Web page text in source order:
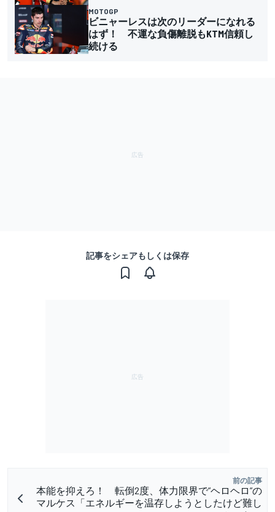
MOTOGP
ビニャーレスは次のリーダーになれる
はず！ 不運な負傷離脱もKTM信頼し
続ける
記事をシェアもしくは保存
前の記事
本能を抑えろ！ 転倒2度、体力限界で”ヘロヘロ”の
マルケス「エネルギーを温存しようとしたけど難し